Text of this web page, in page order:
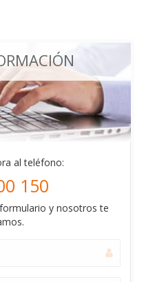
al teléfono:
150
y nosotros te